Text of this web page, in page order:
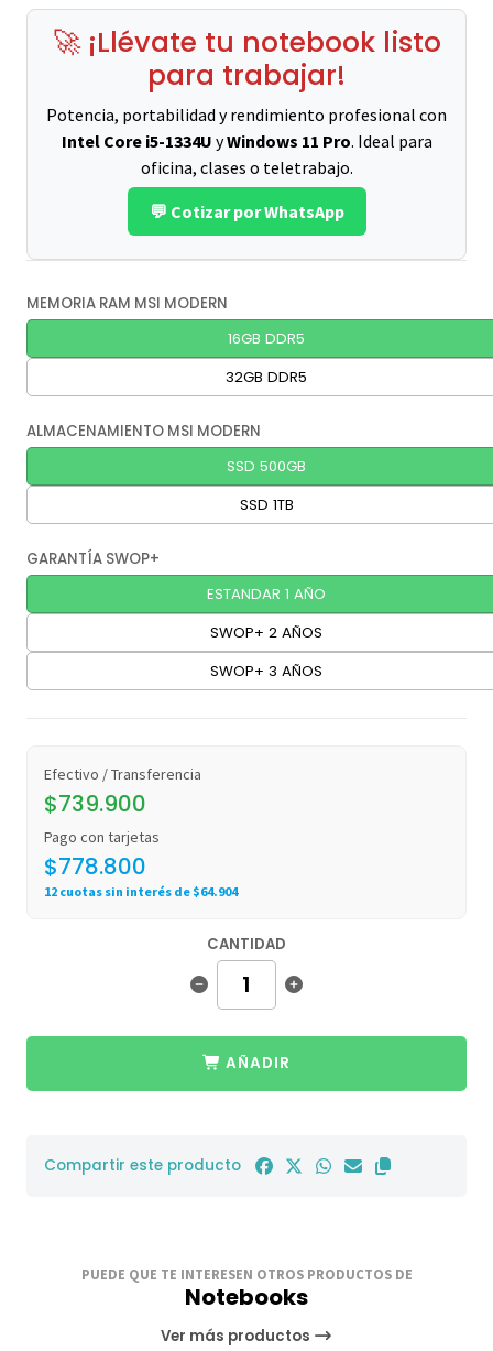
🚀 ¡Llévate tu notebook listo
para trabajar!
Potencia, portabilidad y rendimiento profesional con
Intel Core i5-1334U yWindows 11 Pro. Ideal para
oficina, clases o teletrabajo.
💬 Cotizar por WhatsApp
MEMORIA RAM MSI MODERN
16GB DDR5
32GB DDR5
ALMACENAMIENTO MSI MODERN
SSD 500GB
SSD 1TB
GARANTÍA SWOP+
ESTANDAR 1 AÑO
SWOP+ 2 AÑOS
SWOP+ 3 AÑOS
Efectivo / Transferencia
$739.900
Pago con tarjetas
$778.800
12 cuotas sin interés de $64.904
CANTIDAD
AÑADIR
Compartir este producto
PUEDE QUE TE INTERESEN OTROS PRODUCTOS DE
Notebooks
Ver más productos